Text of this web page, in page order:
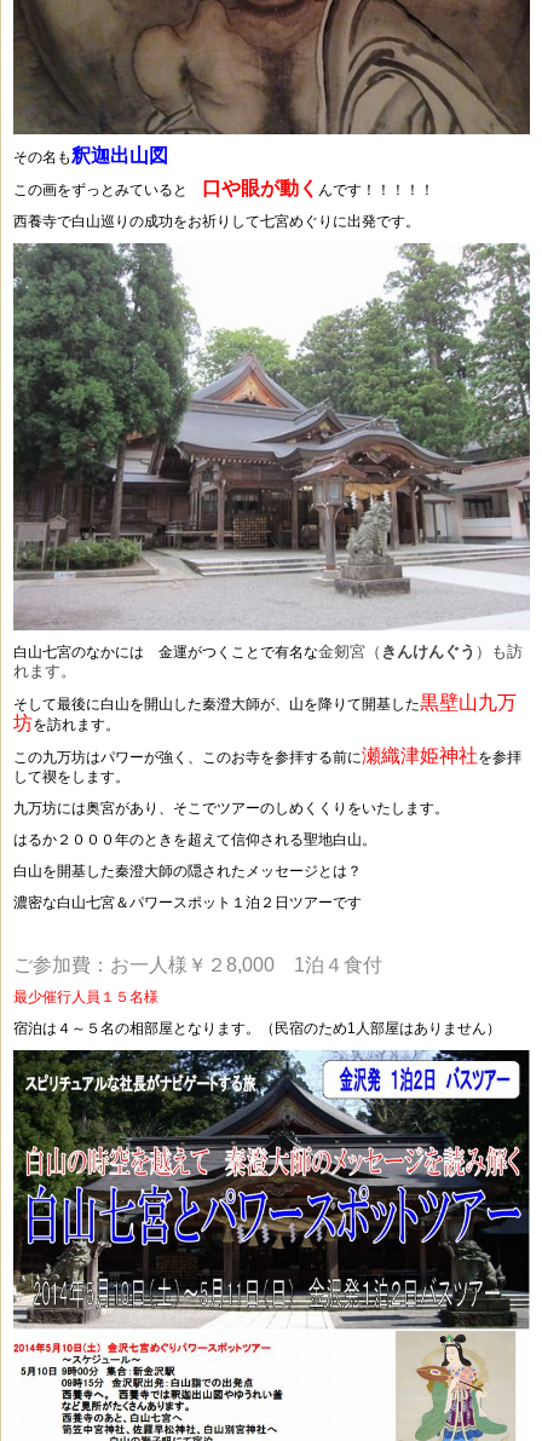
その名も釈迦出山図
この画をずっとみていると 口や眼が動く んです！！！！！
西養寺で白山巡りの成功をお祈りして七宮めぐりに出発です。
白山七宮のなかには 金運がつくことで有名な金剱宮（ きんけんぐう ）も訪
れます。
そして最後に白山を開山した秦澄大師が、山を降りて開基した黒壁山九万
坊を訪れます。
この九万坊はパワーが強く、このお寺を参拝する前に瀬織津姫神社を参拝
して禊をします。
九万坊には奥宮があり、そこでツアーのしめくくりをいたします。
はるか２０００年のときを超えて信仰される聖地白山。
白山を開基した秦澄大師の隠されたメッセージとは？
濃密な白山七宮＆パワースポット１泊２日ツアーです
ご参加費：お一人様￥２8,000 1泊４食付
最少催行人員１５名様
宿泊は４～５名の相部屋となります。（民宿のため1人部屋はありません）